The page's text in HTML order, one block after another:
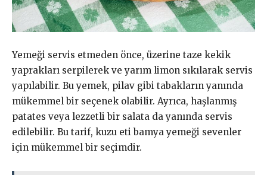
Yemeği servis etmeden önce, üzerine taze kekik
yaprakları serpilerek ve yarım limon sıkılarak servis
yapılabilir. Bu yemek, pilav gibi tabakların yanında
mükemmel bir seçenek olabilir. Ayrıca, haşlanmış
patates veya lezzetli bir salata da yanında servis
edilebilir. Bu tarif, kuzu eti bamya yemeği sevenler
için mükemmel bir seçimdir.